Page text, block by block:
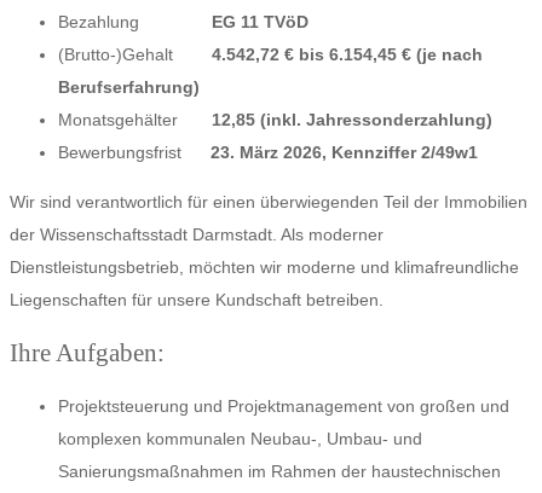
Bezahlung EG 11 TVöD
(Brutto-)Gehalt 4.542,72 € bis 6.154,45 € (je nach
Berufserfahrung)
Monatsgehälter 12,85 (inkl. Jahressonderzahlung)
Bewerbungsfrist 23. März 2026, Kennziffer 2/49w1
Wir sind verantwortlich für einen überwiegenden Teil der Immobilien
der Wissenschaftsstadt Darmstadt. Als moderner
Dienstleistungsbetrieb, möchten wir moderne und klimafreundliche
Liegenschaften für unsere Kundschaft betreiben.
Ihre Aufgaben:
Projektsteuerung und Projektmanagement von großen und
komplexen kommunalen Neubau-, Umbau- und
Sanierungsmaßnahmen im Rahmen der haustechnischen